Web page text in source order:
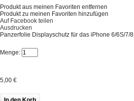
Produkt aus meinen Favoriten entfernen
Produkt zu meinen Favoriten hinzufügen
Auf Facebook teilen
Ausdrucken
Panzerfolie Displayschutz für das iPhone 6/6S/7/8
Menge:
5,00 €